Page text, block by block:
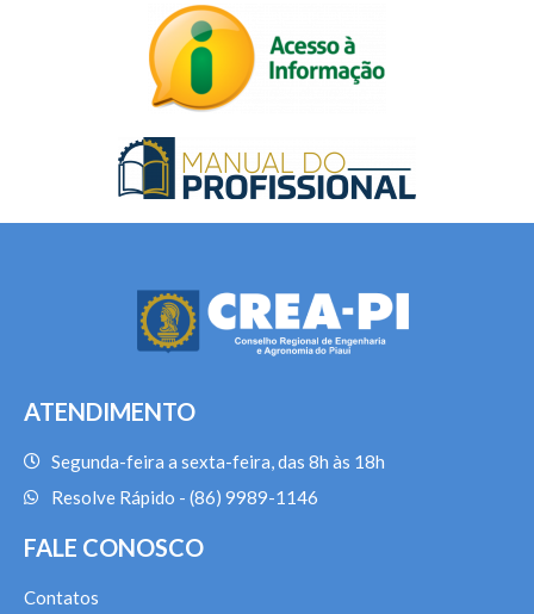
ATENDIMENTO
Segunda-feira a sexta-feira, das 8h às 18h
Resolve Rápido - (86) 9989-1146
FALE CONOSCO
Contatos